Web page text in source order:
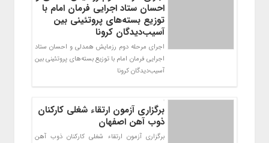
احسان ستاد اجرایی فرمان امام با
توزیع بسته‌های پروتئینی بین
آسیب‌دیدگان کرونا
اجرای مرحله دوم رزمایش همدلی و احسان ستاد
اجرایی فرمان امام با توزیع بسته‌های پروتئینی بین
آسیب‌دیدگان کرونا
برگزاری آزمون ارتقاء شغلی کارکنان
ذوب آهن اصفهان
برگزاری آزمون ارتقاء شغلی کارکنان ذوب آهن